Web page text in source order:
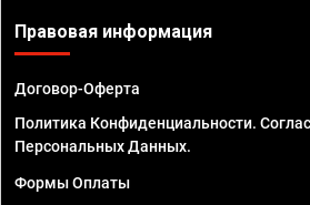
Правовая информация
Договор-Оферта
Политика Конфиденциальности.
Персональных Данных.
Формы Оплаты